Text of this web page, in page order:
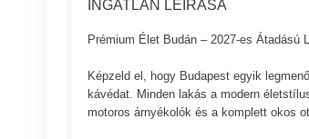
INGATLAN LEÍRÁSA
Prémium Élet Budán – 2027-es Átadású
Képzeld el, hogy Budapest egyik
kávédat. Minden lakás a modern
motoros árnyékolók és a komplett okos